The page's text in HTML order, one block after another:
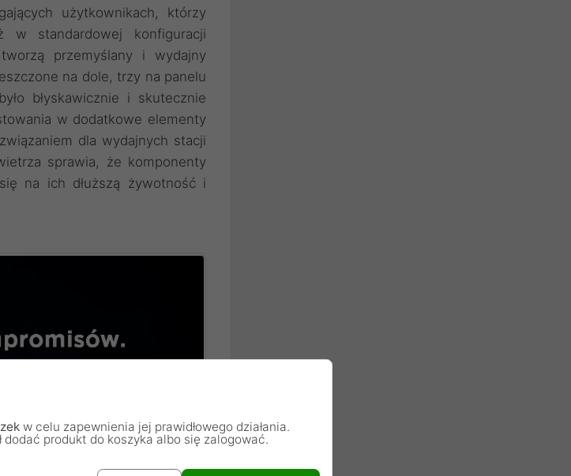
użytkownikach, którzy
w standardowej konfiguracji
przemyślany i wydajny
na dole, trzy na panelu
błyskawicznie i skutecznie
w dodatkowe elementy
dla wydajnych stacji
sprawia, że komponenty
na ich dłuższą żywotność i
w celu zapewnienia jej prawidłowego działania.
dodać produkt do koszyka albo się zalogować.